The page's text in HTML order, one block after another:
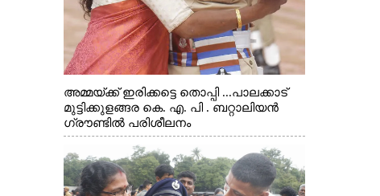
അമ്മയ്ക്ക് ഇരിക്കട്ടെ തൊപ്പി ...പാലക്കാട്
മുട്ടിക്കുളങ്ങര കെ. എ. പി . ബറ്റാലിയൻ
ഗ്രൗണ്ടിൽ പരിശീലനം